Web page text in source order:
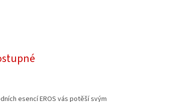
esencí EROS vás potěší svým